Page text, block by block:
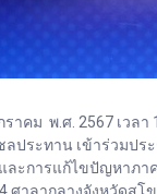
ราคม พ.ศ. 2567 เ
ประทาน เข้าร่วมปร
ะการแก้ไขปัญหาภา